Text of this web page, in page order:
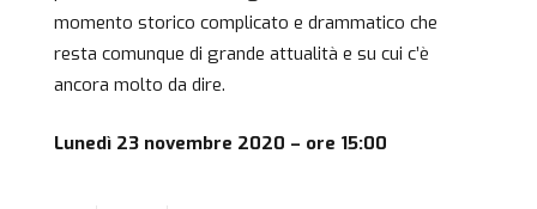
momento storico complicato e drammatico che
resta comunque di grande attualità e su cui c’è
ancora molto da dire.
Lunedì 23 novembre 2020 – ore 15:00